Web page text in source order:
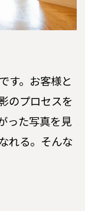
す。お客様と
のプロセスを
った写真を見
れる。そんな